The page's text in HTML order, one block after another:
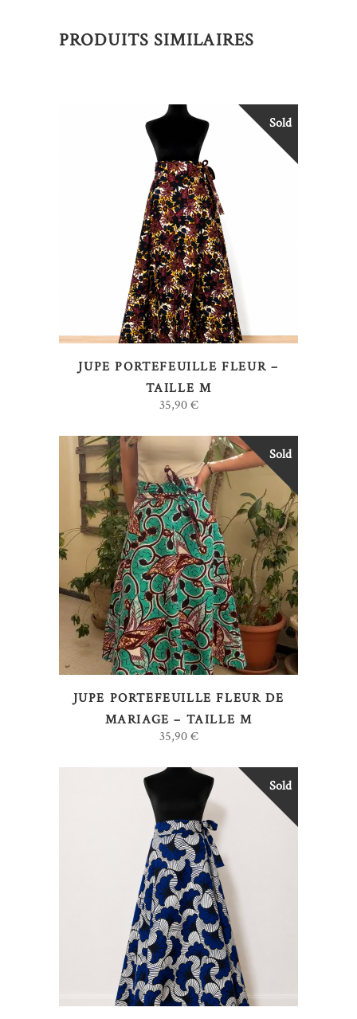
PRODUITS SIMILAIRES
Sold
LIRE LA SUITE
JUPE PORTEFEUILLE FLEUR –
TAILLE M
35,90€
Sold
LIRE LA SUITE
JUPE PORTEFEUILLE FLEUR DE
MARIAGE – TAILLE M
35,90€
Sold
LIRE LA SUITE